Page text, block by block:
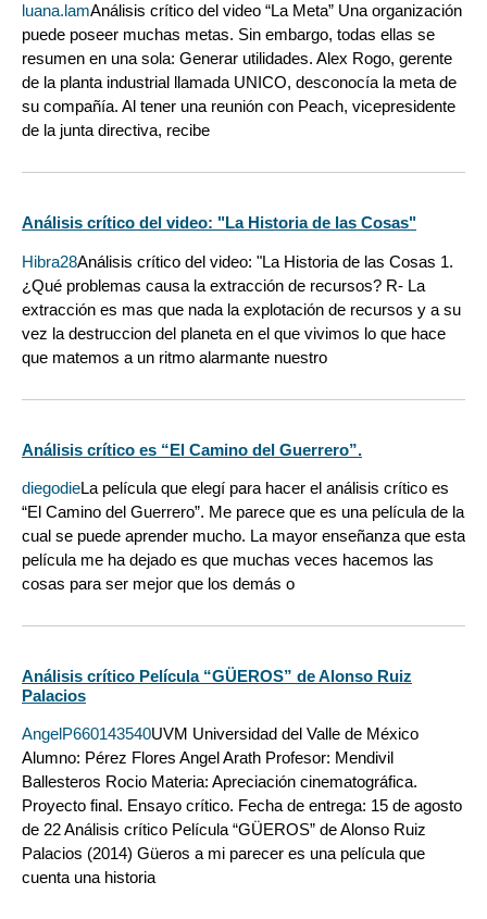
luana.lamAnálisis crítico del video “La Meta” Una organización
puede poseer muchas metas. Sin embargo, todas ellas se
resumen en una sola: Generar utilidades. Alex Rogo, gerente
de la planta industrial llamada UNICO, desconocía la meta de
su compañía. Al tener una reunión con Peach, vicepresidente
de la junta directiva, recibe
Análisis crítico del video: "La Historia de las Cosas"
Hibra28Análisis crítico del video: "La Historia de las Cosas 1.
¿Qué problemas causa la extracción de recursos? R- La
extracción es mas que nada la explotación de recursos y a su
vez la destruccion del planeta en el que vivimos lo que hace
que matemos a un ritmo alarmante nuestro
Análisis crítico es “El Camino del Guerrero”.
diegodieLa película que elegí para hacer el análisis crítico es
“El Camino del Guerrero”. Me parece que es una película de la
cual se puede aprender mucho. La mayor enseñanza que esta
película me ha dejado es que muchas veces hacemos las
cosas para ser mejor que los demás o
Análisis crítico Película “GÜEROS” de Alonso Ruiz
Palacios
AngelP660143540UVM Universidad del Valle de México
Alumno: Pérez Flores Angel Arath Profesor: Mendivil
Ballesteros Rocio Materia: Apreciación cinematográfica.
Proyecto final. Ensayo crítico. Fecha de entrega: 15 de agosto
de 22 Análisis crítico Película “GÜEROS” de Alonso Ruiz
Palacios (2014) Güeros a mi parecer es una película que
cuenta una historia